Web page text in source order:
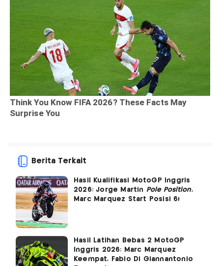
Berita Terkait
Hasil Kualifikasi MotoGP Inggris
2026: Jorge Martin Pole Position,
Marc Marquez Start Posisi 6!
Hasil Latihan Bebas 2 MotoGP
Inggris 2026: Marc Marquez
Keempat, Fabio Di Giannantonio